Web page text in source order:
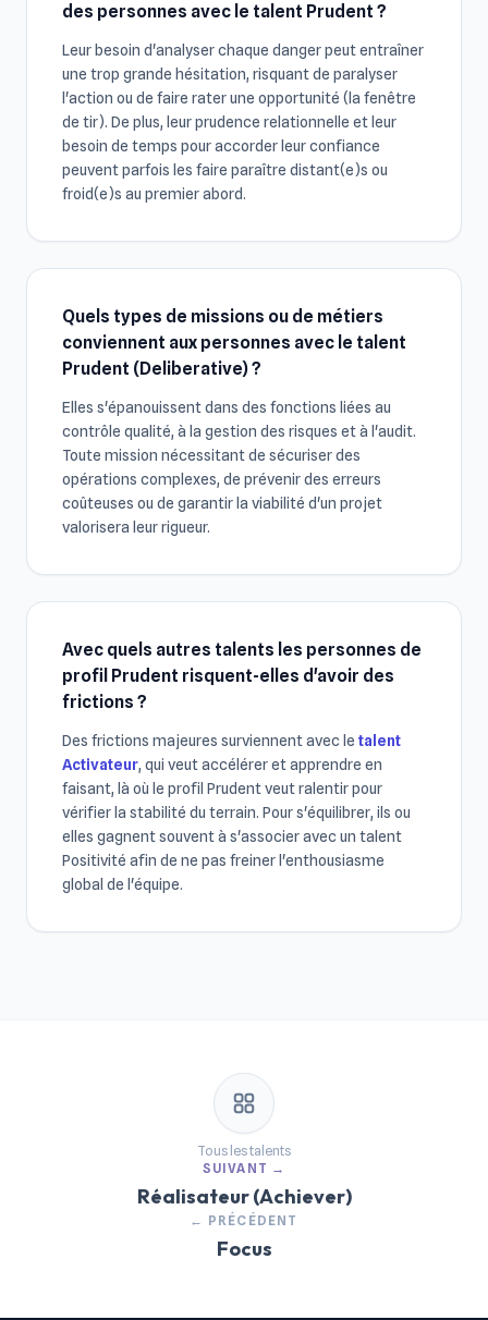
des personnes avec le talent Prudent ?
Leur besoin d'analyser chaque danger peut entraîner
une trop grande hésitation, risquant de paralyser
l'action ou de faire rater une opportunité (la fenêtre
de tir). De plus, leur prudence relationnelle et leur
besoin de temps pour accorder leur confiance
peuvent parfois les faire paraître distant(e)s ou
froid(e)s au premier abord.
Quels types de missions ou de métiers
conviennent aux personnes avec le talent
Prudent (Deliberative) ?
Elles s'épanouissent dans des fonctions liées au
contrôle qualité, à la gestion des risques et à l'audit.
Toute mission nécessitant de sécuriser des
opérations complexes, de prévenir des erreurs
coûteuses ou de garantir la viabilité d'un projet
valorisera leur rigueur.
Avec quels autres talents les personnes de
profil Prudent risquent-elles d'avoir des
frictions ?
Des frictions majeures surviennent avec le talent
Activateur, qui veut accélérer et apprendre en
faisant, là où le profil Prudent veut ralentir pour
vérifier la stabilité du terrain. Pour s'équilibrer, ils ou
elles gagnent souvent à s'associer avec un talent
Positivité afin de ne pas freiner l'enthousiasme
global de l'équipe.
← PRÉCÉDENT
Focus
Tous les talents
SUIVANT →
Réalisateur (Achiever)